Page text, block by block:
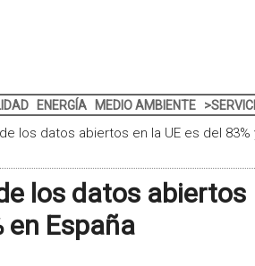
ENERGÍA MEDIO AMBIENTE
los datos abiertos en la UE es del 83%
los datos abiertos
en España